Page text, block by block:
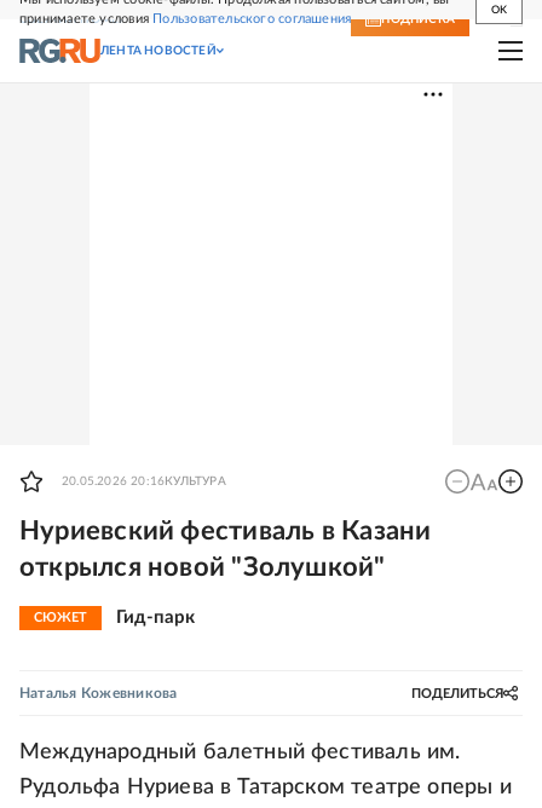
принимаете условия Пользовательского соглашения
OK
СВЕЖИЙ НОМЕР ПОДПИСКА
ЛЕНТА НОВОСТЕЙ
20.05.2026 20:16 КУЛЬТУРА
Нуриевский фестиваль в Казани
открылся новой "Золушкой"
СЮЖЕТ Гид-парк
Наталья Кожевникова ПОДЕЛИТЬСЯ
Международный балетный фестиваль им.
Рудольфа Нуриева в Татарском театре оперы и